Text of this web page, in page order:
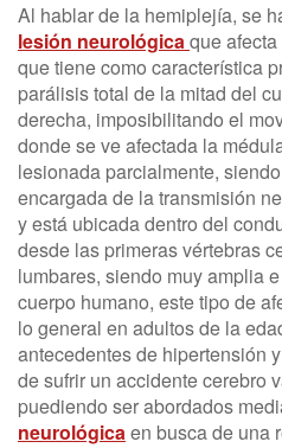
Al hablar de la hemiplejía, se
lesión neurológicaque
que tiene como característica
parálisis total de la mitad del
derecha, imposibilitando el
donde se ve afectada la
lesionada parcialmente,
encargada de la transmisión
y está ubicada dentro del
desde las primeras vértebras
lumbares, siendo muy amplia
cuerpo humano, este tipo de
lo general en adultos de la
antecedentes de hipertensión
de sufrir un accidente cerebro
puediendo ser abordados
neurológicaen busca de una